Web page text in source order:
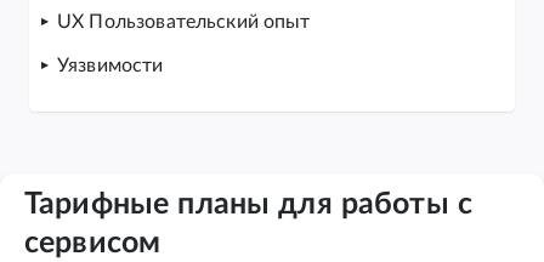
UX Пользовательский опыт
Уязвимости
Тарифные планы для работы с
сервисом